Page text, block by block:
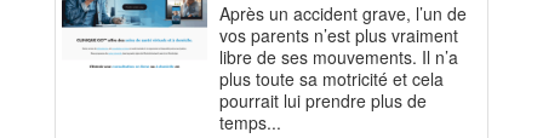
Après un accident grave, l’un de
vos parents n’est plus vraiment
libre de ses mouvements. Il n’a
plus toute sa motricité et cela
pourrait lui prendre plus de
temps...